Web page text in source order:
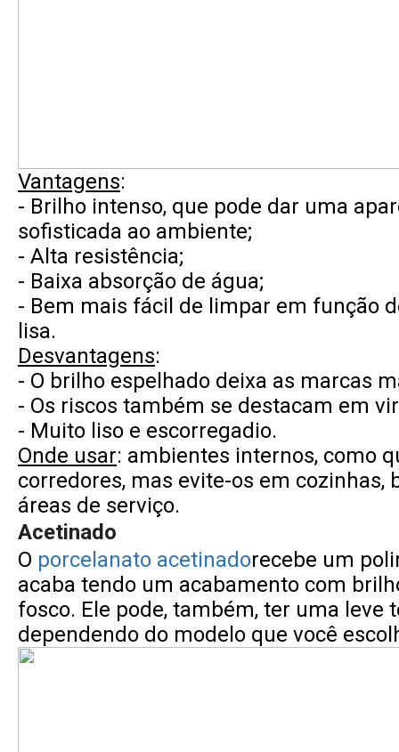
Vantagens:
- Brilho intenso, que pode dar uma
sofisticada ao ambiente;
- Alta resistência;
- Baixa absorção de água;
- Bem mais fácil de limpar em função
lisa.
Desvantagens:
- O brilho espelhado deixa as marcas
- Os riscos também se destacam em
- Muito liso e escorregadio.
Onde usar: ambientes internos, como
corredores, mas evite-os em cozinhas,
áreas de serviço.
Acetinado
O porcelanato acetinadorecebe um
acaba tendo um acabamento com
fosco. Ele pode, também, ter uma leve
dependendo do modelo que você